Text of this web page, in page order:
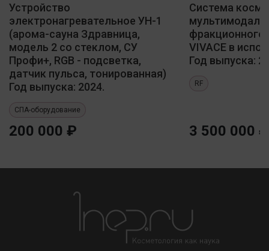
Устройство
электронагревательное УН-1
(арома-сауна Здравница,
модель 2 со стеклом, СУ
Профи+, RGB - подсветка,
датчик пульса, тонированная)
Год выпуска: 2024.
СПА-оборудование
200 000 ₽
Система
фракционного
VIVACE в
Год выпуска:
RF
3 500 000 ₽